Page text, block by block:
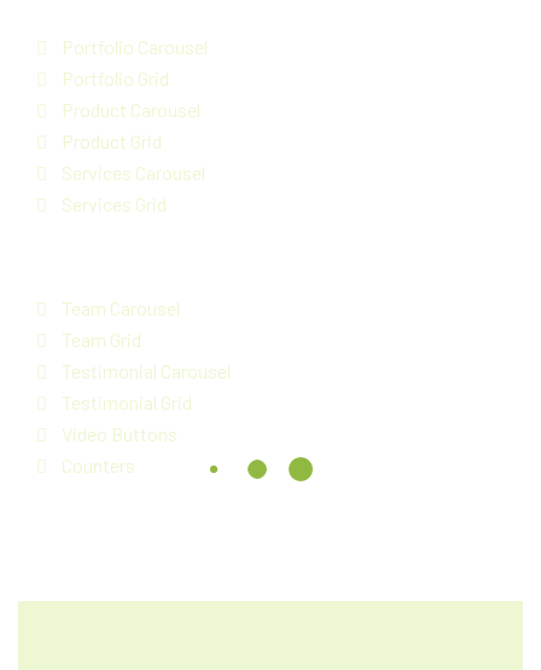
Portfolio Carousel
Portfolio Grid
Product Carousel
Product Grid
Services Carousel
Services Grid
Team Carousel
Team Grid
Testimonial Carousel
Testimonial Grid
Video Buttons
Counters